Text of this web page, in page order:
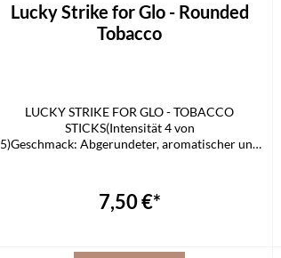
Lucky Strike for Glo - Rounded
Tobacco
LUCKY STRIKE FOR GLO - TOBACCO
STICKS(Intensität 4 von
5)Geschmack: Abgerundeter, aromatischer und
PROLieferumfang1x LUCKY STRIKE FOR GLO
STICK
7,50 €*